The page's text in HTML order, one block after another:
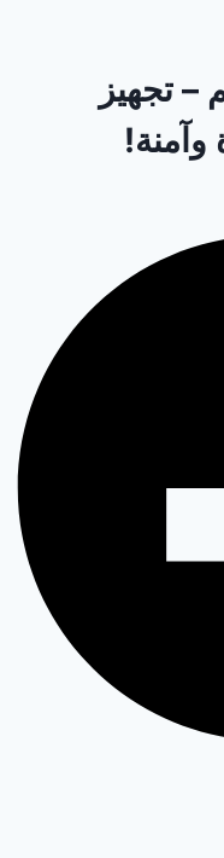
تجهيز
وآمنة!